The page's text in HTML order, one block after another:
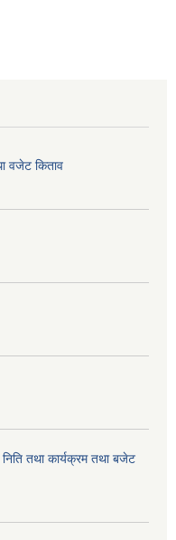
वजेट किताव
तथा कार्यक्रम तथा बजेट